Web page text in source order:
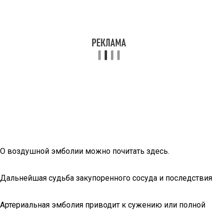
О воздушной эмболии можно почитать здесь.
Дальнейшая судьба закупоренного сосуда и последствия
Артериальная эмболия приводит к сужению или полной